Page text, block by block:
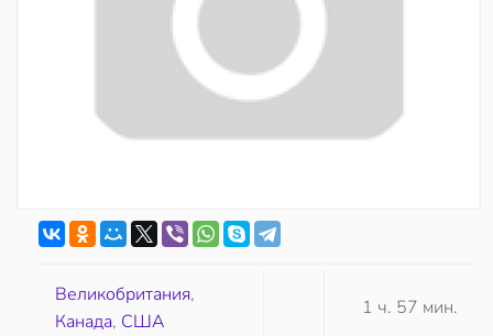
Великобритания,
Канада, США
1 ч. 57 мин.